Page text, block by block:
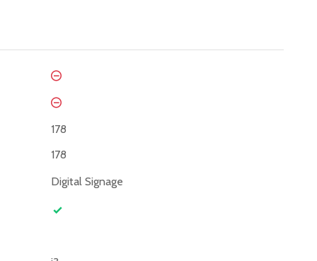
178
178
Digital Signage